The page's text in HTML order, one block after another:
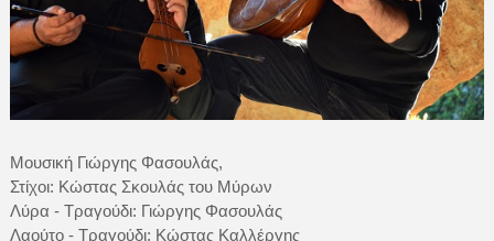
Μουσική Γιώργης Φασουλάς,
Στίχοι: Κώστας Σκουλάς του Μύρων
Λύρα - Τραγούδι: Γιώργης Φασουλάς
Λαούτο - Τραγούδι: Κώστας Καλλέργης